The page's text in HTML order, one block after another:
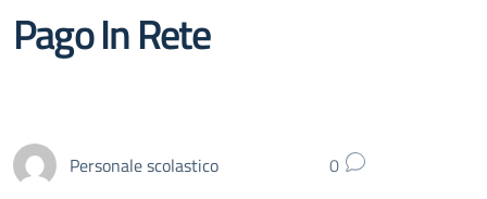
Pago In Rete
Personale scolastico 0